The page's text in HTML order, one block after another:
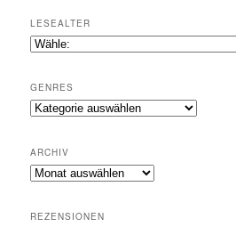
LESEALTER
GENRES
Genres
ARCHIV
Archiv
REZENSIONEN